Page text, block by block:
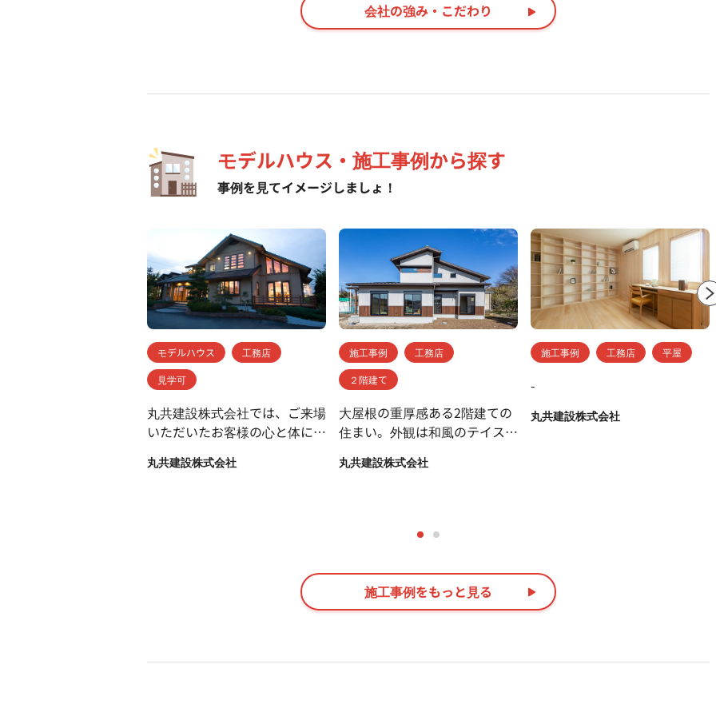
会社の強み・こだわり
モデルハウス・ 施工事例から探す
事例を見てイメージしましょ！
モデルハウス
工務店
見学可
丸共建設株式会社では、ご来場
いただいたお客様の心と体に安
ージを感じていただくため春日
空間と、ご家族の健康を重視し
た家づくり』を体感していただ
丸共建設株式会社
施工事例
工務店
２階建て
大屋根の重厚感ある2階建ての
住まい。外観は和風のテイスト
窓のアクセントに羽目板を使用
た。 ・内部は床に桜のフロー
トーン落としたカラーのクロス
を使用し、落ち着いた空間とな
居住空間では清潔に生活ができ
丸共建設株式会社
施工事例 工務店 平屋
-
丸共建設株式会社
施工事例をもっと見る